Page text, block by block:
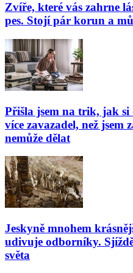
Zvíře, které vás zahrne
pes. Stojí pár korun a
Přišla jsem na trik, jak si
více zavazadel, než
nemůže dělat
Jeskyně mnohem
udivuje odborníky.
světa